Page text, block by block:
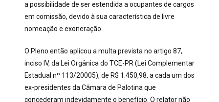
a possibilidade de ser estendida a ocupantes de cargos
em comissão, devido à sua característica de livre
nomeação e exoneração.
O Pleno então aplicou a multa prevista no artigo 87,
inciso IV, da Lei Orgânica do TCE-PR (Lei Complementar
Estadual nº 113/20005), de R$ 1.450,98, a cada um dos
ex-presidentes da Câmara de Palotina que
concederam indevidamente o benefício. O relator não